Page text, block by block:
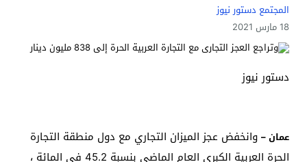
المجتمع دستور نيوز
18 مارس 2021
دستور نيوز
عمان – وانخفض عجز الميزان التجاري مع دول منطقة التجارة
الحرة العربية الكبرى العام الماضي بنسبة 45.2 في المائة ،